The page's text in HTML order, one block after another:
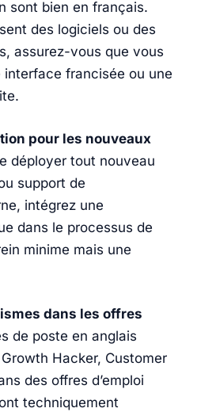
sont bien en français.
des logiciels ou des
assurez-vous que vous
interface francisée ou une
pour les nouveaux
déployer tout nouveau
support de
intégrez une
dans le processus de
minime mais une
dans les offres
de poste en anglais
Hacker, Customer
des offres d’emploi
techniquement